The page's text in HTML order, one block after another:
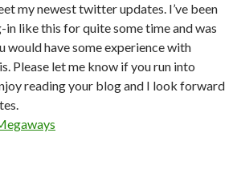
my newest twitter updates. I’ve been
like this for quite some time and was
would have some experience with
Please let me know if you run into
reading your blog and I look forward